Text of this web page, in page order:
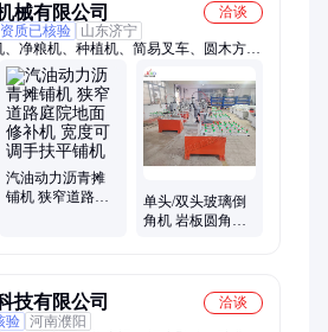
械有限公司
洽谈
资质已核验
山东济宁
、净粮机、种植机、简易叉车、圆木方
车、风雾喷雾器、柠檬切片机、三轮撒料
施肥机、电动洗地机、渣浆分离机、圆木
大蒜播种机、机动打药机、田园管理机、
车
汽油动力沥青摊
铺机 狭窄道路庭
单头/双头玻璃倒
角机 岩板圆角机
技有限公司
洽谈
验 河南濮阳